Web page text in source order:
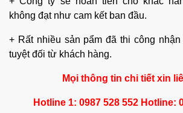
không đạt như cam kết ban đầu.
+ Rất nhiều sản pẩm đã thi công
tuyệt đối từ khách hàng.
Mọi thông tin chi tiết xin
Hotline 1: 0987 528 552 Hotline: